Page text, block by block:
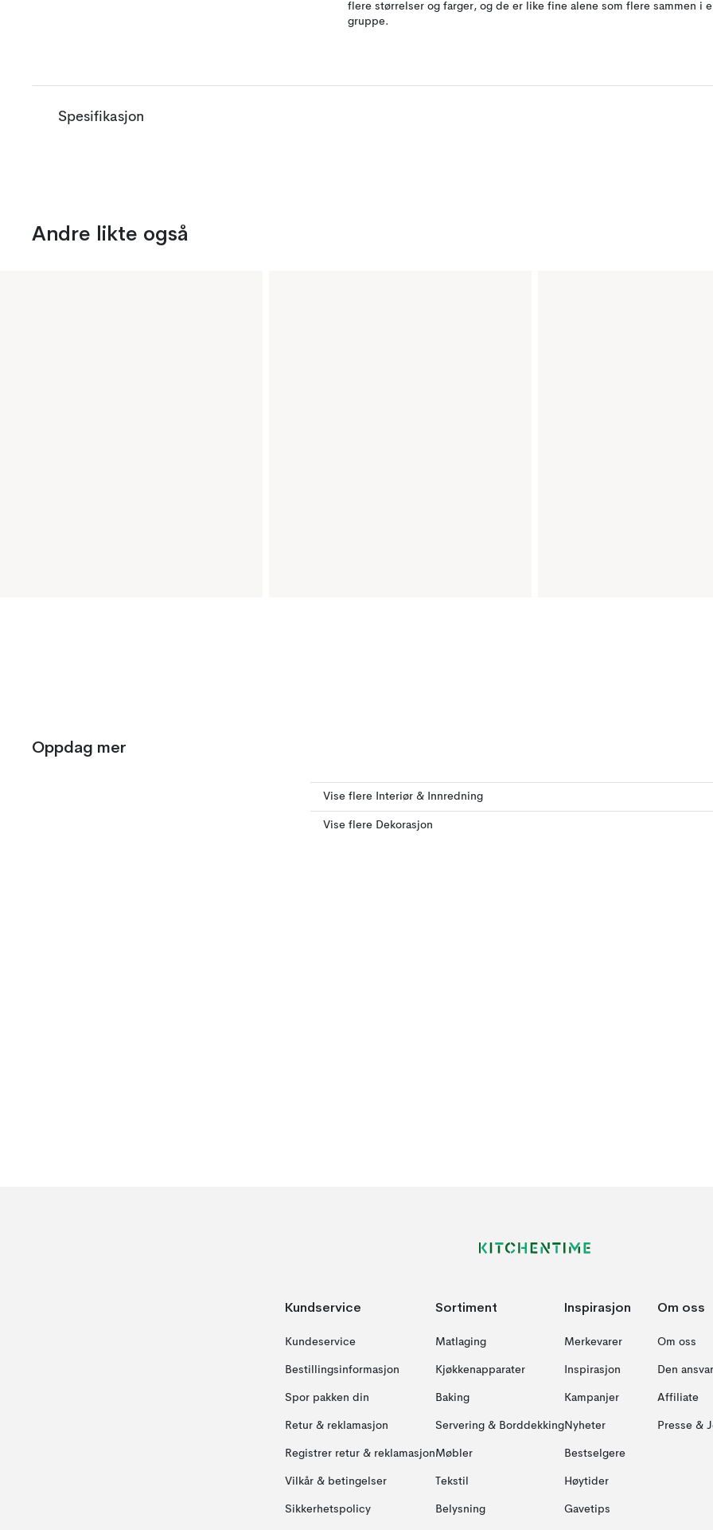
flere størrelser og farger, og de er like fine alene som flere sammen i
gruppe.
Spesifikasjon
Andre likte også
Oppdag mer
Vise flere Interiør & Innredning
Vise flere Dekorasjon
Kundservice
Kundeservice
Bestillingsinformasjon
Spor pakken din
Retur & reklamasjon
Registrer retur & reklamasjon
Vilkår & betingelser
Sikkerhetspolicy
Sortiment
Matlaging
Kjøkkenapparater
Baking
Servering & Borddekking
Møbler
Tekstil
Belysning
Inspirasjon
Merkevarer
Inspirasjon
Kampanjer
Nyheter
Bestselgere
Høytider
Gavetips
Om oss
Om oss
Den
Affiliate
Presse &